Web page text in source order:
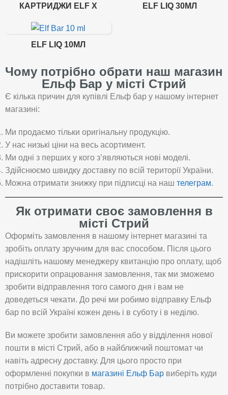
КАРТРИДЖИ ELF X ELF LIQ 30МЛ
ELF LIQ 10МЛ
Чому потрібно обрати наш магазин
Ельф Бар у місті Стрий
Є кілька причин для купівлі Ельф бар у нашому інтернет
магазині:
Ми продаємо тільки оригінальну продукцію.
У нас низькі ціни на весь асортимент.
Ми одні з перших у кого з’являються нові моделі.
Здійснюємо швидку доставку по всій території України.
Можна отримати знижку при підписці на наш телеграм.
Як отримати своє замовлення в
місті Стрий
Оформіть замовлення в нашому інтернет магазині та
зробіть оплату зручним для вас способом. Після цього
надішліть нашому менеджеру квитанцію про оплату, щоб
прискорити опрацювання замовлення, так ми зможемо
зробити відправлення того самого дня і вам не
доведеться чекати. До речі ми робимо відправку Ельф
бар по всій Україні кожен день і в суботу і в неділю.
Ви можете зробити замовлення або у відділення нової
пошти в місті Стрий, або в найближчий поштомат чи
навіть адресну доставку. Для цього просто при
оформленні покупки в магазині Ельф Бар виберіть куди
потрібно доставити товар.